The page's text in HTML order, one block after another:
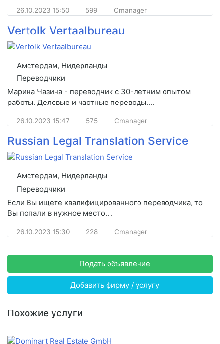
26.10.2023 15:50 599 Cmanager
Vertolk Vertaalbureau
Амстердам, Нидерланды
Переводчики
Марина Чазина - переводчик с 30-летним опытом
работы. Деловые и частные переводы....
26.10.2023 15:47 575 Cmanager
Russian Legal Translation Service
Амстердам, Нидерланды
Переводчики
Если Вы ищете квалифицированного переводчика, то
Вы попали в нужное место....
26.10.2023 15:30 228 Cmanager
Подать объявление
Добавить фирму / услугу
Похожие услуги